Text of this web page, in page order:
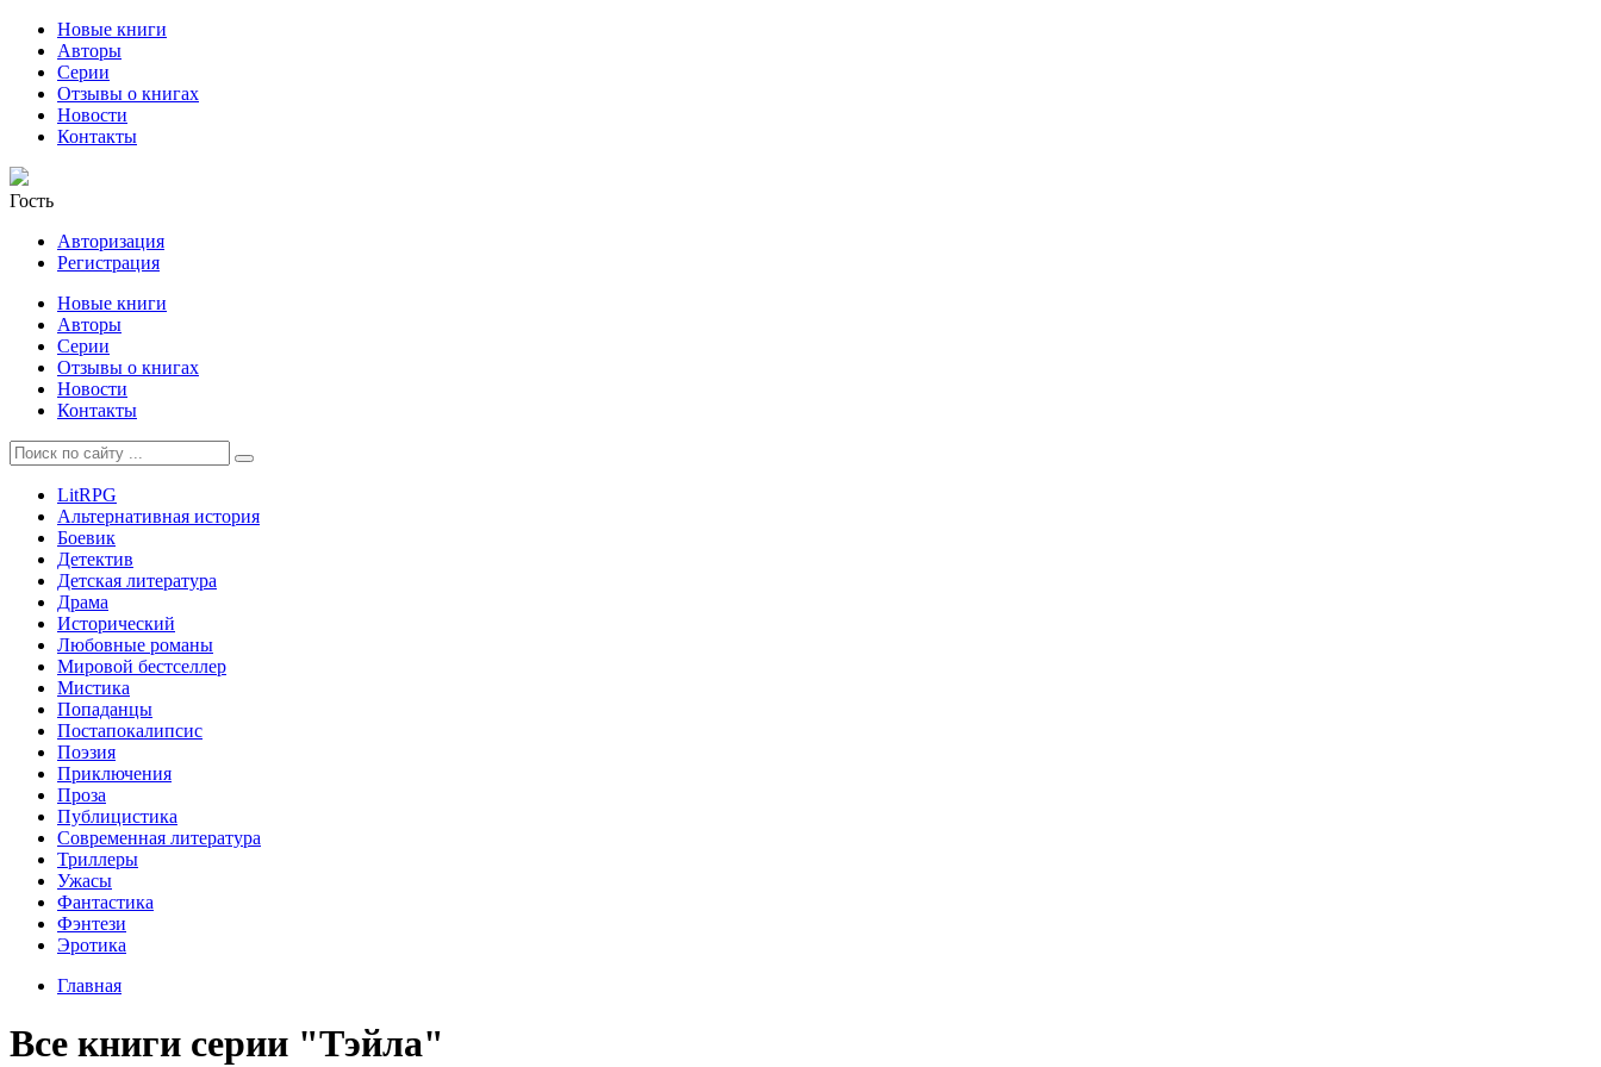
Новые книги
Авторы
Серии
Отзывы о книгах
Новости
Контакты
Гость
Авторизация
Регистрация
Новые книги
Авторы
Серии
Отзывы о книгах
Новости
Контакты
LitRPG
Альтернативная история
Боевик
Детектив
Детская литература
Драма
Исторический
Любовные романы
Мировой бестселлер
Мистика
Попаданцы
Постапокалипсис
Поэзия
Приключения
Проза
Публицистика
Современная литература
Триллеры
Ужасы
Фантастика
Фэнтези
Эротика
Главная
Все книги серии "Тэйла"